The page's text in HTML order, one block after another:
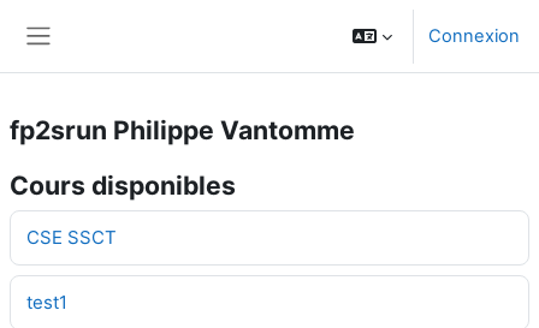
Connexion
fp2srun Philippe Vantomme
Cours disponibles
CSE SSCT
test1